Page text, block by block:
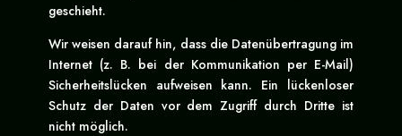
geschieht.
Wir weisen darauf hin, dass die Datenübertragung im
Internet (z. B. bei der Kommunikation per E-Mail)
Sicherheitslücken aufweisen kann. Ein lückenloser
Schutz der Daten vor dem Zugriff durch Dritte ist
nicht möglich.